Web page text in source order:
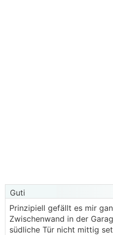
Guti
Prinzipiell gefällt es mir
Zwischenwand in der
südliche Tür nicht mittig